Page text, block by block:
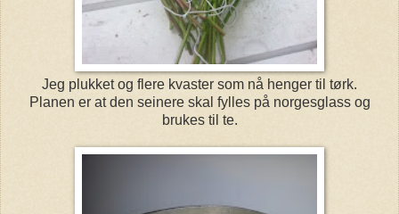
Jeg plukket og flere kvaster som nå henger til tørk.
Planen er at den seinere skal fylles på norgesglass og
brukes til te.